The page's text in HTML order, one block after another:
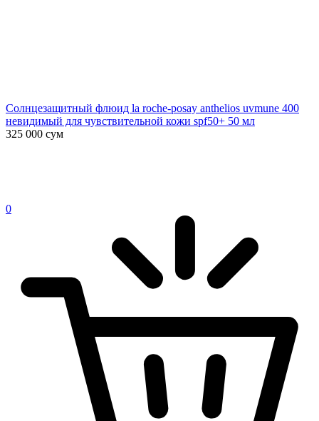
Солнцезащитный флюид la roche-posay anthelios uvmune 400
невидимый для чувствительной кожи spf50+ 50 мл
325 000 сум
0